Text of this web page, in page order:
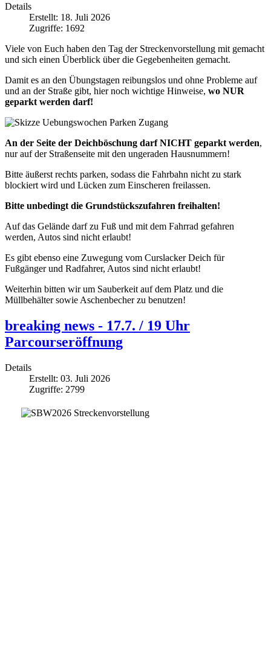
Details
Erstellt: 18. Juli 2026
Zugriffe: 1692
Viele von Euch haben den Tag der Streckenvorstellung mit gemacht
und sich einen Überblick über die Gegebenheiten gemacht.
Damit es an den Übungstagen reibungslos und ohne Probleme auf
und an der Straße gibt, hier noch wichtige Hinweise, wo NUR
geparkt werden darf!
An der Seite der Deichböschung darf NICHT geparkt werden,
nur auf der Straßenseite mit den ungeraden Hausnummern!
Bitte äußerst rechts parken, sodass die Fahrbahn nicht zu stark
blockiert wird und Lücken zum Einscheren freilassen.
Bitte unbedingt die Grundstückszufahren freihalten!
Auf das Gelände darf zu Fuß und mit dem Fahrrad gefahren
werden, Autos sind nicht erlaubt!
Es gibt ebenso eine Zuwegung vom Curslacker Deich für
Fußgänger und Radfahrer, Autos sind nicht erlaubt!
Weiterhin bitten wir um Sauberkeit auf dem Platz und die
Müllbehälter sowie Aschenbecher zu benutzen!
breaking news - 17.7. / 19 Uhr
Parcourseröffnung
Details
Erstellt: 03. Juli 2026
Zugriffe: 2799